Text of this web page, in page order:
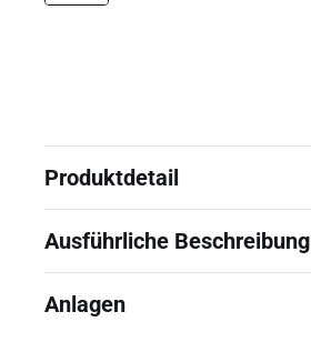
Produktdetail
Ausführliche Beschreibung
Anlagen